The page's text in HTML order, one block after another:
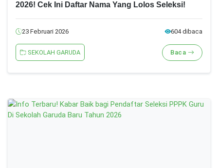
2026! Cek Ini Daftar Nama Yang Lolos Seleksi!
23 Februari 2026 604 dibaca
SEKOLAH GARUDA Baca